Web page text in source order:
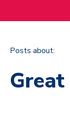
Posts about: